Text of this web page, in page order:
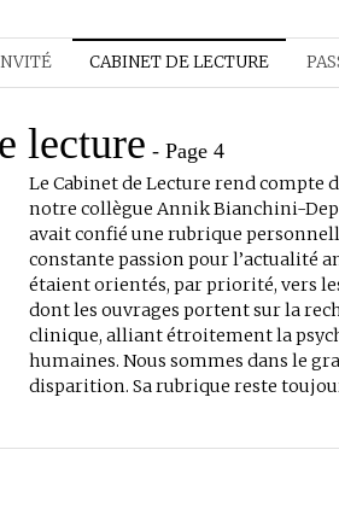
CABINET DE LECTURE
lecture - Page 4
Le Cabinet de Lecture rend compte
notre collègue Annik Bianchini-
avait confié une rubrique
constante passion pour l’actualité
étaient orientés, par priorité, vers
dont les ouvrages portent sur la
clinique, alliant étroitement la
humaines. Nous sommes dans le
disparition. Sa rubrique reste